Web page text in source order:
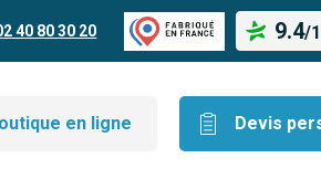
40 80 30 20 9.4/
en ligne Devis